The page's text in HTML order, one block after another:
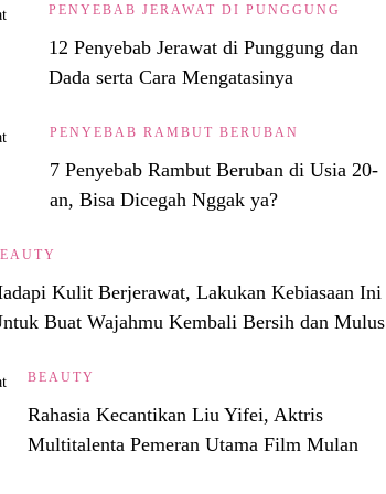
PENYEBAB JERAWAT DI PUNGGUNG
12 Penyebab Jerawat di Punggung dan
Dada serta Cara Mengatasinya
PENYEBAB RAMBUT BERUBAN
7 Penyebab Rambut Beruban di Usia 20-
an, Bisa Dicegah Nggak ya?
Kulit Berjerawat, Lakukan Kebiasaan Ini
Buat Wajahmu Kembali Bersih dan Mulus
BEAUTY
Rahasia Kecantikan Liu Yifei, Aktris
Multitalenta Pemeran Utama Film Mulan